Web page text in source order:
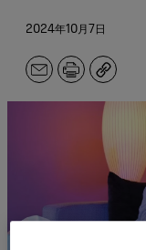
2024年10月7日
电
打
副